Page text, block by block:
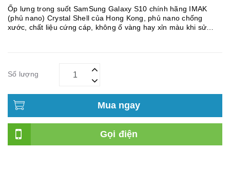
Ốp lưng trong suốt SamSung Galaxy S10 chính hãng IMAK
(phủ nano) Crystal Shell của Hong Kong, phủ nano chống
xước, chất liệu cứng cáp, không ố vàng hay xỉn màu khi sử
Số lượng
Mua ngay
Gọi điện